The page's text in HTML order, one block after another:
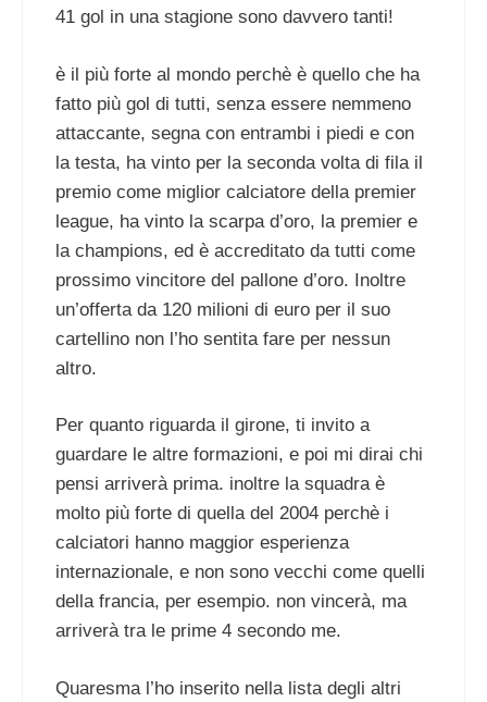
41 gol in una stagione sono davvero tanti!
è il più forte al mondo perchè è quello che ha
fatto più gol di tutti, senza essere nemmeno
attaccante, segna con entrambi i piedi e con
la testa, ha vinto per la seconda volta di fila il
premio come miglior calciatore della premier
league, ha vinto la scarpa d’oro, la premier e
la champions, ed è accreditato da tutti come
prossimo vincitore del pallone d’oro. Inoltre
un’offerta da 120 milioni di euro per il suo
cartellino non l’ho sentita fare per nessun
altro.
Per quanto riguarda il girone, ti invito a
guardare le altre formazioni, e poi mi dirai chi
pensi arriverà prima. inoltre la squadra è
molto più forte di quella del 2004 perchè i
calciatori hanno maggior esperienza
internazionale, e non sono vecchi come quelli
della francia, per esempio. non vincerà, ma
arriverà tra le prime 4 secondo me.
Quaresma l’ho inserito nella lista degli altri